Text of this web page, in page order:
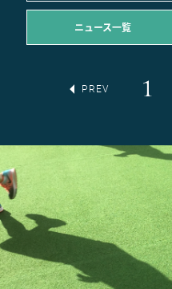
ニュース一覧
PREV 1